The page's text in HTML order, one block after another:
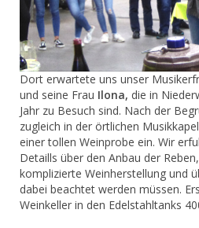
Dort erwartete uns unser
und seine Frau Ilona, die in
Jahr zu Besuch sind. Nach der
zugleich in der örtlichen
einer tollen Weinprobe ein. Wir
Detaills über den Anbau der
komplizierte Weinherstellung und
dabei beachtet werden müssen.
Weinkeller in den Edelstahltanks